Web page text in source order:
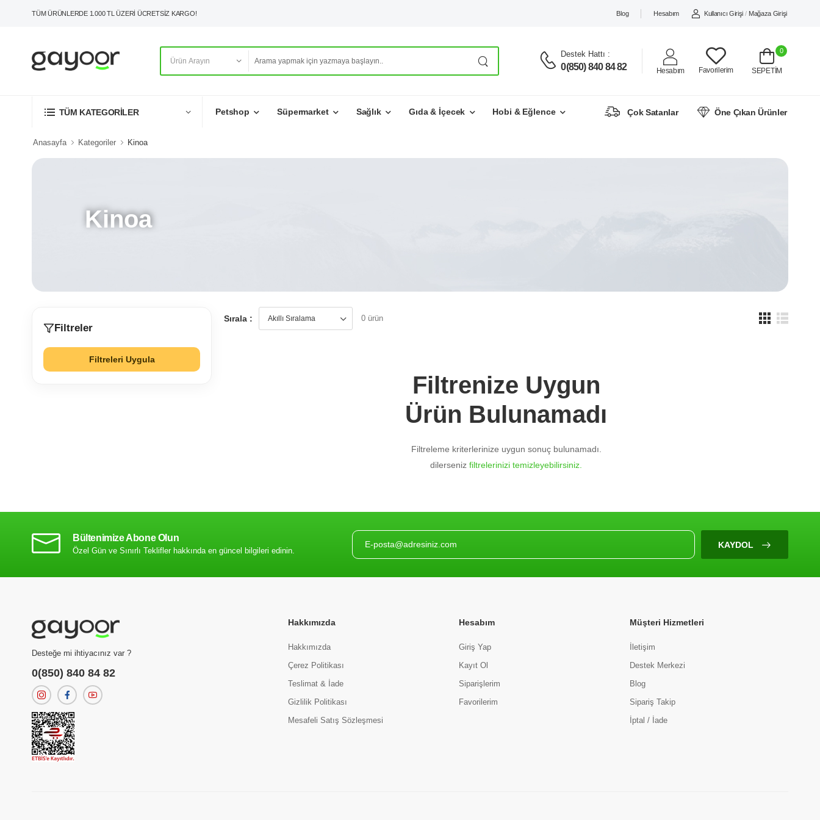
TÜM ÜRÜNLERDE 1.000 TL ÜZERİ ÜCRETSİZ KARGO! Blog Hesabım Kullanıcı Girişi / Mağaza Girişi
Destek Hattı :
0(850) 840 84 82 Hesabım Favorilerim
0
SEPETİM
TÜM KATEGORİLER Petshop Süpermarket Sağlık Gıda & İçecek Hobi & Eğlence Çok Satanlar Öne Çıkan Ürünler
Anasayfa Kategoriler Kinoa
Kinoa
Filtreler
Filtreleri Uygula
Sırala : 0 ürün
Filtrenize Uygun
Ürün Bulunamadı
Filtreleme kriterlerinize uygun sonuç bulunamadı.
dilerseniz filtrelerinizi temizleyebilirsiniz.
Bültenimize Abone Olun
Özel Gün ve Sınırlı Teklifler hakkında en güncel bilgileri edinin.
KAYDOL
Desteğe mi ihtiyacınız var ?
0(850) 840 84 82
Hakkımızda
Hakkımızda
Çerez Politikası
Teslimat & İade
Gizlilik Politikası
Mesafeli Satış Sözleşmesi
Hesabım
Giriş Yap
Kayıt Ol
Siparişlerim
Favorilerim
Müşteri Hizmetleri
İletişim
Destek Merkezi
Blog
Sipariş Takip
İptal / İade